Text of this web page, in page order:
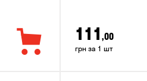
111 ,00
грн за 1 шт